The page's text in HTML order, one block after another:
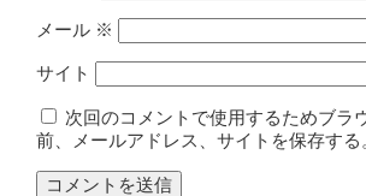
メール ※
サイト
次回のコメントで使用するためブラ
前、メールアドレス、サイトを保存する